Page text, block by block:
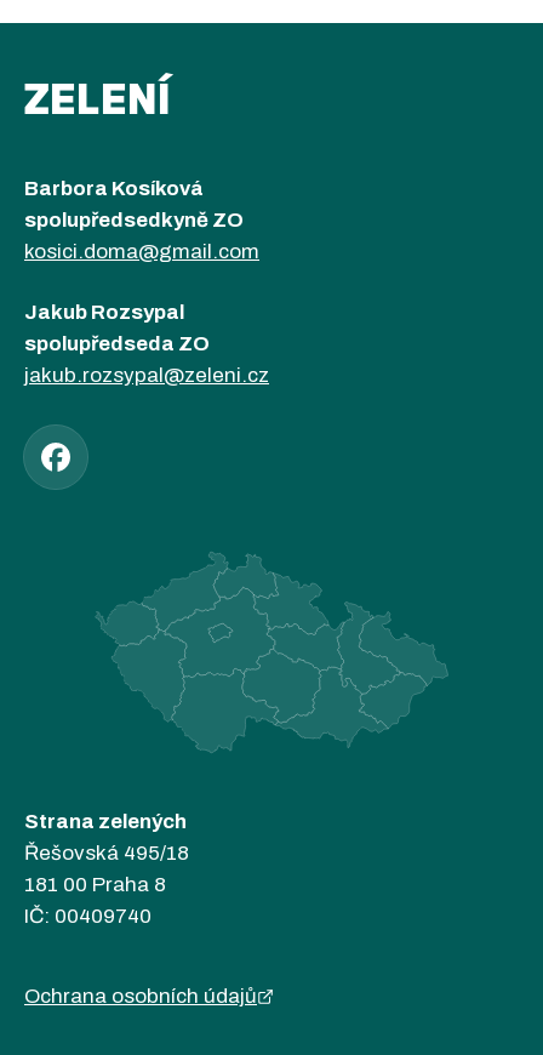
ZELENÍ
Barbora Kosíková
spolupředsedkyně ZO
kosici.doma@gmail.com
Jakub Rozsypal
spolupředseda ZO
jakub.rozsypal@zeleni.cz
Strana zelených
Řešovská 495/18
181 00 Praha 8
IČ: 00409740
Ochrana osobních údajů